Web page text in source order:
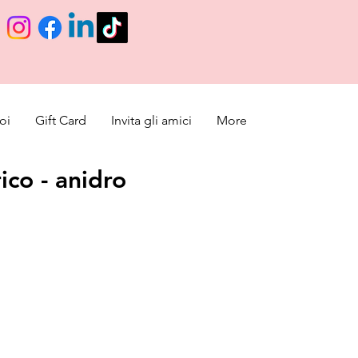
Gift Card Invita gli amici More
- anidro